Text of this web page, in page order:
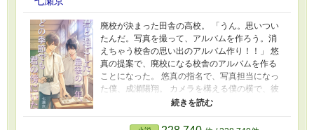
廃校が決まった田舎の高校。 「うん。思いつい
たんだ。写真を撮って、アルバムを作ろう。消
えちゃう校舎の思い出のアルバム作り！！」 悠
真の提案で、廃校になる校舎のアルバムを作る
ことになった。 悠真の指名で、写真担当になっ
た僕、成瀬陽翔。 カメラを構える僕の横で、彼
は笑いながらペンを走らせる。 ページが増える
したまま――。 君とめくる、最後のページ。 そ